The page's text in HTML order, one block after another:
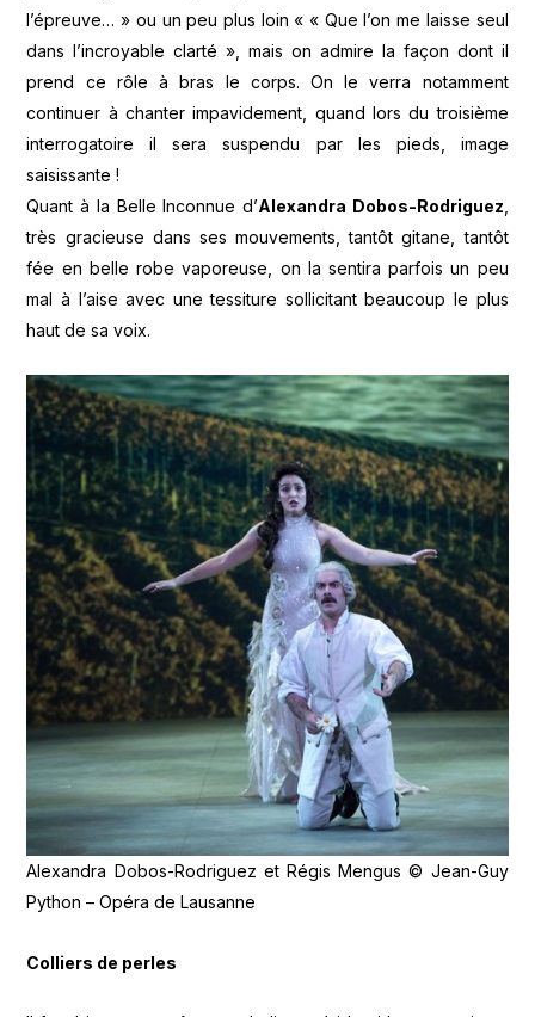
l’épreuve… » ou un peu plus loin « « Que l’on me laisse seul
dans l’incroyable clarté », mais on admire la façon dont il
prend ce rôle à bras le corps. On le verra notamment
continuer à chanter impavidement, quand lors du troisième
interrogatoire il sera suspendu par les pieds, image
saisissante !
Quant à la Belle Inconnue d’Alexandra Dobos-Rodriguez
très gracieuse dans ses mouvements, tantôt gitane, tantôt
fée en belle robe vaporeuse, on la sentira parfois un peu
mal à l’aise avec une tessiture sollicitant beaucoup le plus
haut de sa voix.
Alexandra Dobos-Rodriguez et Régis Mengus © Jean-Guy
Python – Opéra de Lausanne
Colliers de perles